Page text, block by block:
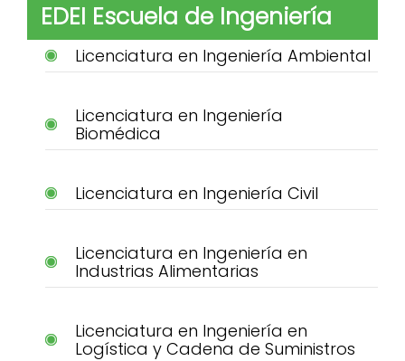
EDEI Escuela de Ingeniería
Licenciatura en Ingeniería Ambiental
Licenciatura en Ingeniería
Biomédica
Licenciatura en Ingeniería Civil
Licenciatura en Ingeniería en
Industrias Alimentarias
Licenciatura en Ingeniería en
Logística y Cadena de Suministros